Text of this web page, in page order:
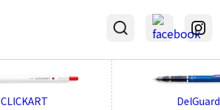
CLICKART DelGuard